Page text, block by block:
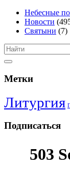
Небесные
Новости
Святыни (7)
Метки
Литургия
Подписаться